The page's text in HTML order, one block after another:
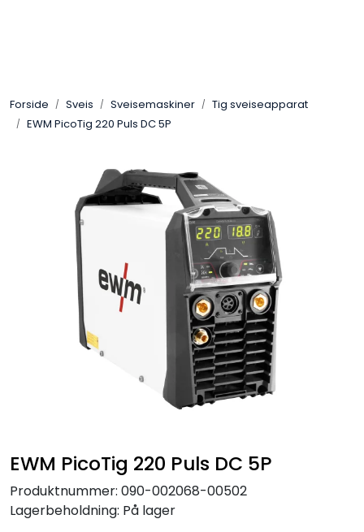
Forside Sveis Sveisemaskiner
Tig sveiseapparat
EWM PicoTig 220 Puls DC 5P
EWM PicoTig 220 Puls DC 5P
Produktnummer: 090-002068-00502
Lagerbeholdning: På lager
Pakning
Automasjon
Slitasjeteknikk
Verneutstyr
Industriprodukter